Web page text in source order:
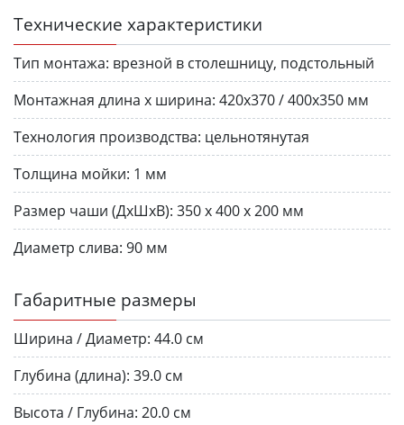
Технические характеристики
Тип монтажа: врезной в столешницу, подстольный
Монтажная длина х ширина: 420х370 / 400х350 мм
Технология производства: цельнотянутая
Толщина мойки: 1 мм
Размер чаши (ДхШхВ): 350 х 400 х 200 мм
Диаметр слива: 90 мм
Габаритные размеры
Ширина / Диаметр: 44.0 см
Глубина (длина): 39.0 см
Высота / Глубина: 20.0 см